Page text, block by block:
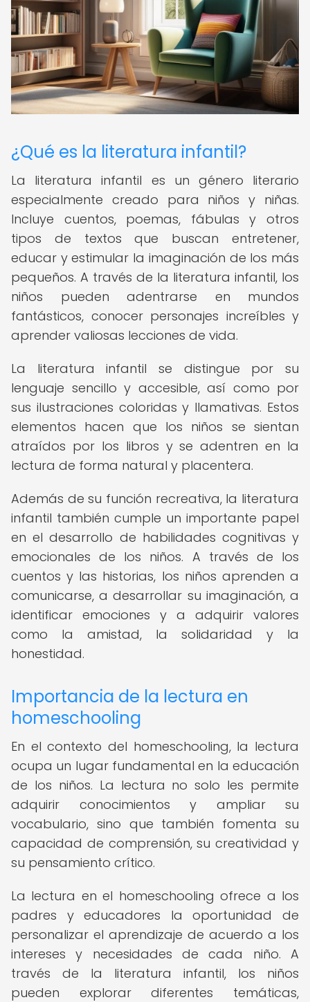
¿Qué es la literatura infantil?
La literatura infantil es un género literario
especialmente creado para niños y niñas.
Incluye cuentos, poemas, fábulas y otros
tipos de textos que buscan entretener,
educar y estimular la imaginación de los más
pequeños. A través de la literatura infantil, los
niños pueden adentrarse en mundos
fantásticos, conocer personajes increíbles y
aprender valiosas lecciones de vida.
La literatura infantil se distingue por su
lenguaje sencillo y accesible, así como por
sus ilustraciones coloridas y llamativas. Estos
elementos hacen que los niños se sientan
atraídos por los libros y se adentren en la
lectura de forma natural y placentera.
Además de su función recreativa, la literatura
infantil también cumple un importante papel
en el desarrollo de habilidades cognitivas y
emocionales de los niños. A través de los
cuentos y las historias, los niños aprenden a
comunicarse, a desarrollar su imaginación, a
identificar emociones y a adquirir valores
como la amistad, la solidaridad y la
honestidad.
Importancia de la lectura en
homeschooling
En el contexto del homeschooling, la lectura
ocupa un lugar fundamental en la educación
de los niños. La lectura no solo les permite
adquirir conocimientos y ampliar su
vocabulario, sino que también fomenta su
capacidad de comprensión, su creatividad y
su pensamiento crítico.
La lectura en el homeschooling ofrece a los
padres y educadores la oportunidad de
personalizar el aprendizaje de acuerdo a los
intereses y necesidades de cada niño. A
través de la literatura infantil, los niños
pueden explorar diferentes temáticas,